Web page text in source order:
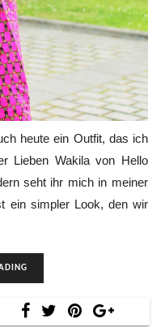
heute ein Outfit, das ich
Lieben Wakila von Hello
seht ihr mich in meiner
ein simpler Look, den wir